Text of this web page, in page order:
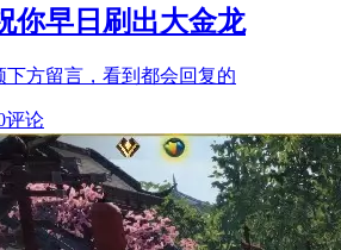
你早日刷出大金龙
方留言，看到都会回复的
评论